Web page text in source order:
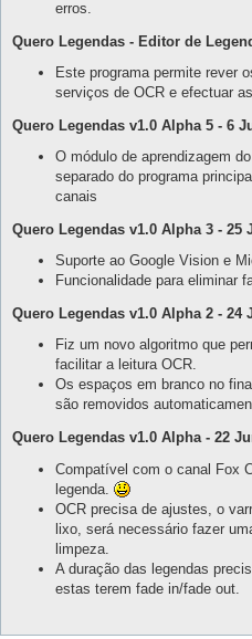
erros.
Quero Legendas - Editor de
Este programa permite rever
serviços de OCR e efectuar
Quero Legendas v1.0 Alpha 5 - 6
O módulo de aprendizagem
separado do programa
canais
Quero Legendas v1.0 Alpha 3 - 25
Suporte ao Google Vision e
Funcionalidade para eliminar
Quero Legendas v1.0 Alpha 2 - 24
Fiz um novo algoritmo que
facilitar a leitura OCR.
Os espaços em branco no
são removidos
Quero Legendas v1.0 Alpha - 22
Compatível com o canal Fox
legenda.
OCR precisa de ajustes, o
lixo, será necessário fazer
limpeza.
A duração das legendas
estas terem fade in/fade out.